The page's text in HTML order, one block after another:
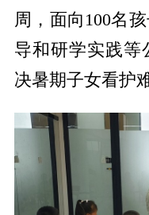
周，面向 100名
导和研学实践等
决暑期子女看护